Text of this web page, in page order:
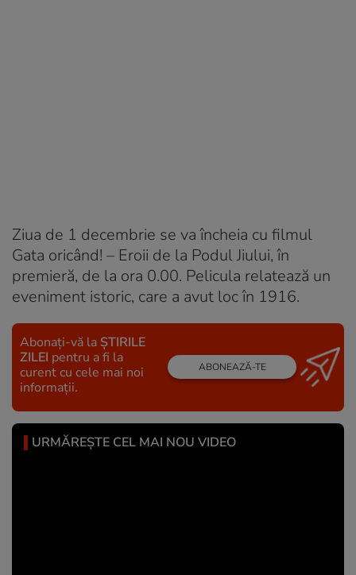
Ziua de 1 decembrie se va încheia cu filmul
Gata oricând! – Eroii de la Podul Jiului, în
premieră, de la ora 0.00. Pelicula relatează un
eveniment istoric, care a avut loc în 1916.
Abonați-vă la ȘTIRILE
ZILEI pentru a fi la
curent cu cele mai noi
informații.
ABONEAZĂ-TE
URMĂREȘTE CEL MAI NOU VIDEO